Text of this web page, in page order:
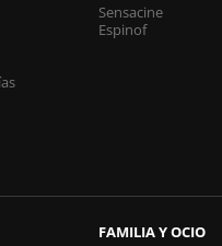
Sensacine
Espinof
FAMILIA Y OCIO